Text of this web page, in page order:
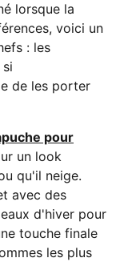
lorsque la
voici un
: les
de les porter
pour
un look
qu'il neige.
avec des
d'hiver pour
touche finale
les plus